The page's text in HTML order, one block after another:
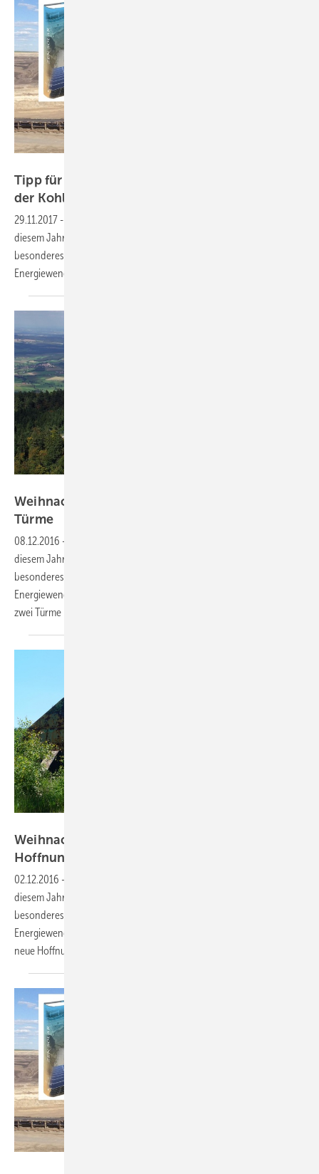
Tipp für Weihnachten (1): Das schwierige Erbe
der Kohle
29.11.2017 -
diesem Jahr gibt es für Ihre Lieben, Geschäftspartner und Kunden ein
besonderes Präsent: Der Roman „Zen Solar“ ist das Buch zur
Energiewende. Hören Sie rein oder lesen Sie einen
Weihnachten mit “Zen Solar“ (4): Die zwei
Türme
08.12.2016 -
diesem Jahr gibt es für Ihre Lieben, Geschäftspartner und Kunden ein
besonderes Präsent: Der Roman „Zen Solar“ ist das Buch zur
Energiewende. Hören Sie rein oder lesen Sie einen Auszug. Teil 4: Die
zwei Türme
Weihnachten mit “Zen Solar“ (2): Eine neue
Hoffnung
02.12.2016 -
diesem Jahr gibt es für Ihre Lieben, Geschäftspartner und Kunden ein
besonderes Präsent: Der Roman „Zen Solar“ ist das Buch zur
Energiewende. Hören Sie rein oder lesen Sie einen Auszug. Teil 2: Eine
neue Hoffnung